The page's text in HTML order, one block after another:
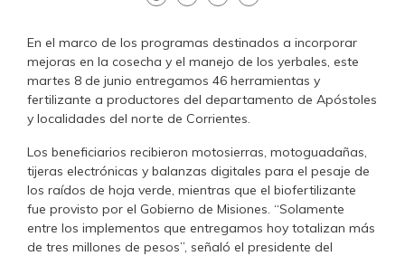
En el marco de los programas destinados a incorporar
mejoras en la cosecha y el manejo de los yerbales, este
martes 8 de junio entregamos 46 herramientas y
fertilizante a productores del departamento de Apóstoles
y localidades del norte de Corrientes.
Los beneficiarios recibieron motosierras, motoguadañas,
tijeras electrónicas y balanzas digitales para el pesaje de
los raídos de hoja verde, mientras que el biofertilizante
fue provisto por el Gobierno de Misiones. “Solamente
entre los implementos que entregamos hoy totalizan más
de tres millones de pesos”, señaló el presidente del